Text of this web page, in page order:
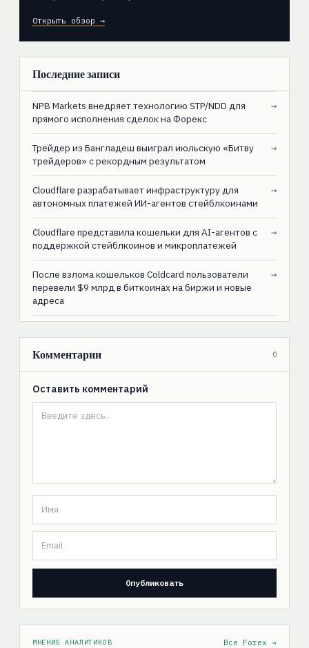
Открыть обзор →
Последние записи
NPB Markets внедряет технологию STP/NDD для
прямого исполнения сделок на Форекс
→
Трейдер из Бангладеш выиграл июльскую «Битву
трейдеров» с рекордным результатом
→
Cloudflare разрабатывает инфраструктуру для
автономных платежей ИИ-агентов стейблкоинами
→
Cloudflare представила кошельки для AI-агентов с
поддержкой стейблкоинов и микроплатежей
→
После взлома кошельков Coldcard пользователи
перевели $9 млрд в биткоинах на биржи и новые
адреса
→
Комментарии 0
Оставить комментарий
МНЕНИЕ АНАЛИТИКОВ Все Forex →